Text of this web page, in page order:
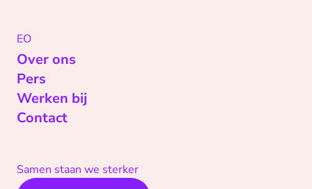
EO
Over ons
Pers
Werken bij
Contact
Samen staan we sterker